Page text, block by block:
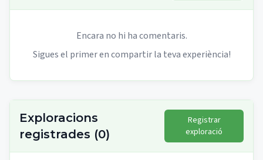
Encara no hi ha comentaris.
Sigues el primer en compartir la teva experiència!
Exploracions
registrades (0)
Registrar
exploració